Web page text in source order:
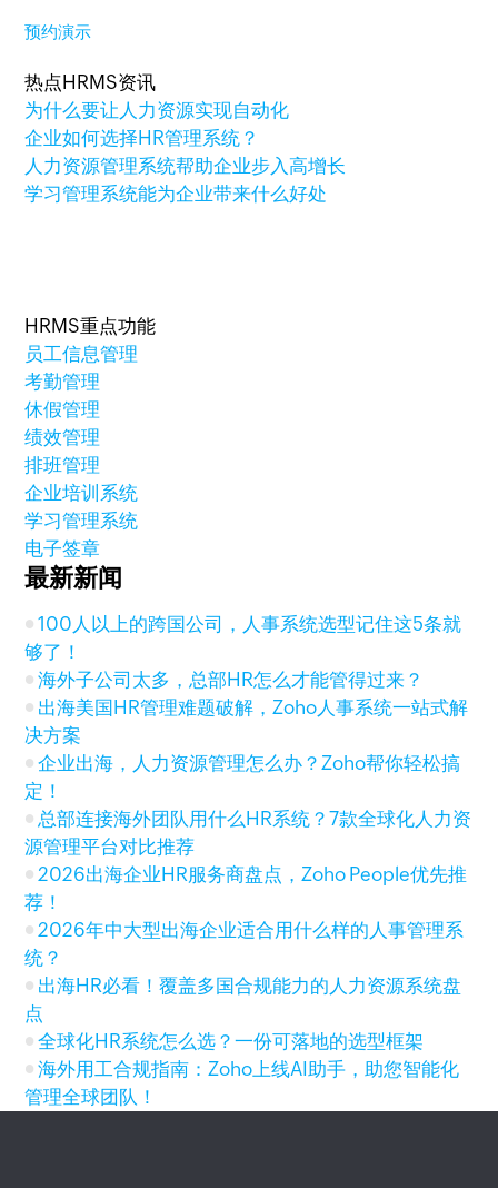
预约演示
热点HRMS资讯
为什么要让人力资源实现自动化
企业如何选择HR管理系统？
人力资源管理系统帮助企业步入高增长
学习管理系统能为企业带来什么好处
HRMS重点功能
员工信息管理
考勤管理
休假管理
绩效管理
排班管理
企业培训系统
学习管理系统
电子签章
最新新闻
100人以上的跨国公司，人事系统选型记住这5条就
够了！
海外子公司太多，总部HR怎么才能管得过来？
出海美国HR管理难题破解，Zoho人事系统一站式解
决方案
企业出海，人力资源管理怎么办？Zoho帮你轻松搞
定！
总部连接海外团队用什么HR系统？7款全球化人力资
源管理平台对比推荐
2026出海企业HR服务商盘点，Zoho People优先推
荐！
2026年中大型出海企业适合用什么样的人事管理系
统？
出海HR必看！覆盖多国合规能力的人力资源系统盘
点
全球化HR系统怎么选？一份可落地的选型框架
海外用工合规指南：Zoho上线AI助手，助您智能化
管理全球团队！